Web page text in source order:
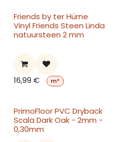
Friends by ter Hürne
Vinyl Friends Steen Linda
natuursteen 2 mm
16,99 € m²
PrimoFloor PVC Dryback
Scala Dark Oak - 2mm -
0,30mm